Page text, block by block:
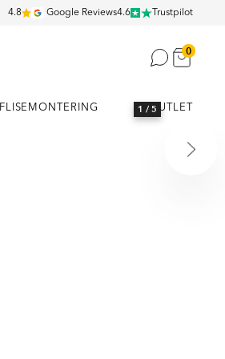
4.8 Google Reviews4.6 Trustpilot
0
FLISEMONTERING OUTLET
1 / 5